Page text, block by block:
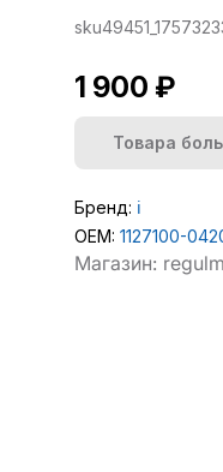
1 900 ₽
Товара
Бренд: ℹ️
OEM: 1127100-